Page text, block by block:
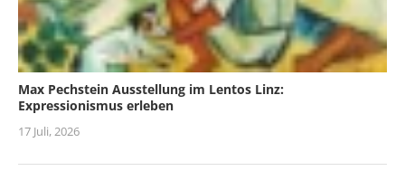
Max Pechstein Ausstellung im Lentos Linz:
Expressionismus erleben
17 Juli, 2026